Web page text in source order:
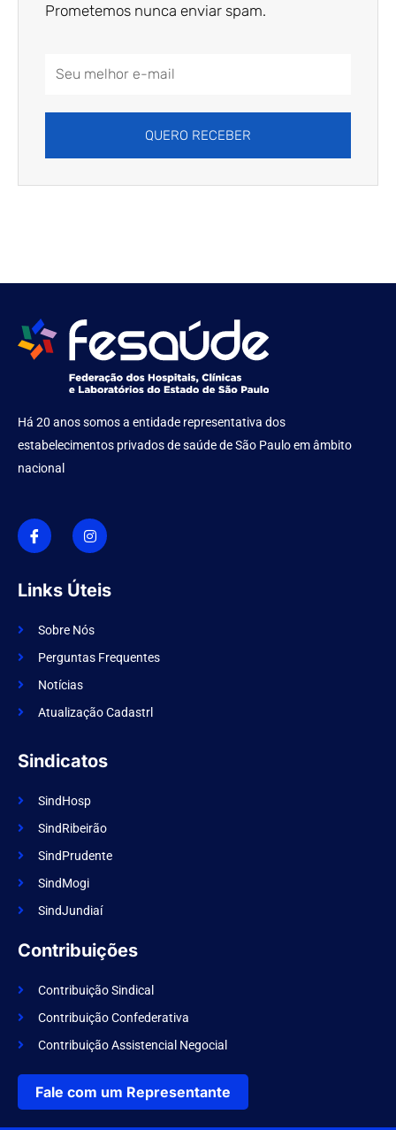
Prometemos nunca enviar spam.
QUERO RECEBER
Há 20 anos somos a entidade representativa dos
estabelecimentos privados de saúde de São Paulo em âmbito
nacional
I
c
o
n
f
a
e
o
k
I
n
s
t
g
r
m
Links Úteis
Sobre Nós
Perguntas Frequentes
Notícias
Atualização Cadastrl
Sindicatos
SindHosp
SindRibeirão
SindPrudente
SindMogi
SindJundiaí
Contribuições
Contribuição Sindical
Contribuição Confederativa
Contribuição Assistencial Negocial
Fale com um Representante